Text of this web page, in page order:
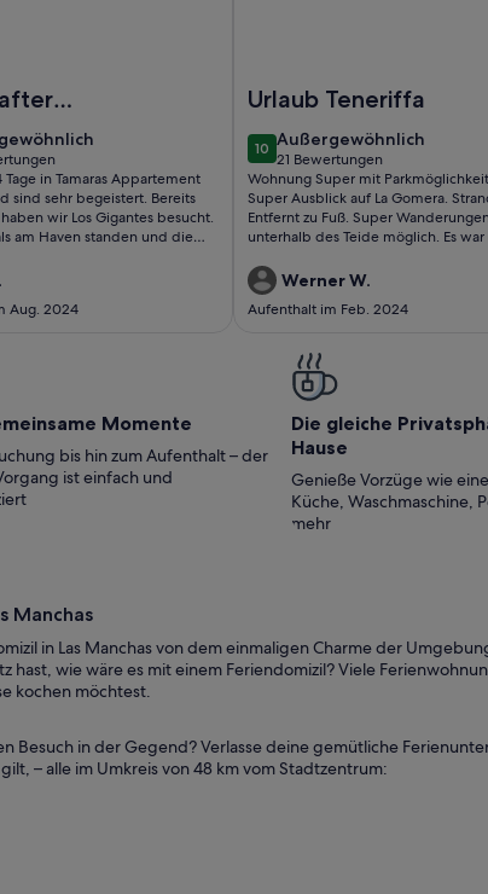
und
Tage in Tamaras Appartement
sind sehr begeistert. Bereits
wir Los Gigantes besucht.
am Haven standen und die
nächsten Teneriffa Urlaub
gönnen, was wir nicht bereut
auf dem Meer und dem
Der Ort ist auch
wie Adeje oder Los
in einer Garage, womit wir gar
haben. So brauchten wir uns
einen Parkplatz oder das
machen. Obwohl der
ziemlich viele Wohnungen
und Lidl in der Nähe
fußläufig. Der
war immer freundlich und
Wir kommen nächstes Jahr
dann auch länger als 14 Tage. :)
unbedingt den Asiaten,
Wir haben selten so gutes
Wer noch nie am Playa de los
vielleicht enttäuscht sein.
Aug. 2024
Urlaub Teneriffa
1010 von 10
Außergewöhnlich
außergewöhnlich
21 Bewertungen
(21
bewertungen)
Wohnung Super mit
Super Ausblick auf La Gomera.
Entfernt zu Fuß. Super
unterhalb des Teide möglich. Es war einer der
WernerWerner W.
Aufenthalt im Feb. 2024
Momente
bis hin zum Aufenthalt – der
ist einfach und
Die gleiche
Hause
Genieße Vorzüge wie
Küche, Waschmaschine,
mehr
Manchas
in Las Manchas von dem einmaligen Charme der
hast, wie wäre es mit einem Feriendomizil? Viele
kochen möchtest.
Besuch in der Gegend? Verlasse deine gemütliche
– alle im Umkreis von 48 km vom Stadtzentrum: